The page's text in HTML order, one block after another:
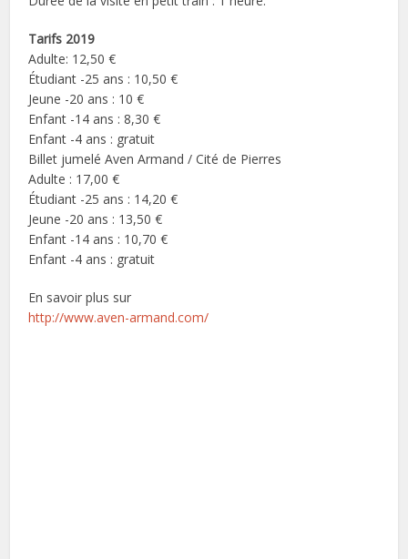
Tarifs 2019
Adulte: 12,50 €
Étudiant -25 ans : 10,50 €
Jeune -20 ans : 10 €
Enfant -14 ans : 8,30 €
Enfant -4 ans : gratuit
Billet jumelé Aven Armand / Cité de Pierres
Adulte : 17,00 €
Étudiant -25 ans : 14,20 €
Jeune -20 ans : 13,50 €
Enfant -14 ans : 10,70 €
Enfant -4 ans : gratuit
En savoir plus sur
http://www.aven-armand.com/